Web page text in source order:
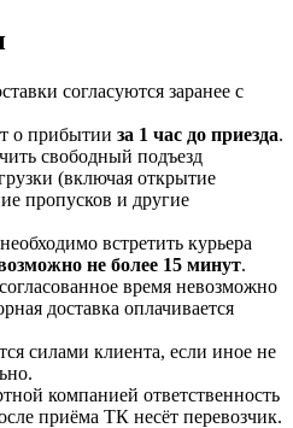
согласуются заранее с
о прибытии за 1 час до приезда.
свободный подъезд
(включая открытие
пропусков и другие
встретить курьера
не более 15 минут.
время невозможно
доставка оплачивается
силами клиента, если иное не
компанией ответственность
приёма ТК несёт перевозчик.